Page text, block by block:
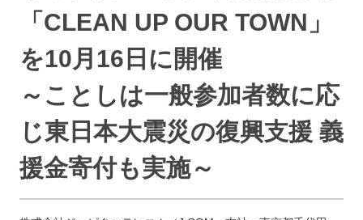
「CLEAN UP OUR TOWN」
を10月16日に開催
～ことしは一般参加者数に応
じ東日本大震災の復興支援 義
援金寄付も実施～